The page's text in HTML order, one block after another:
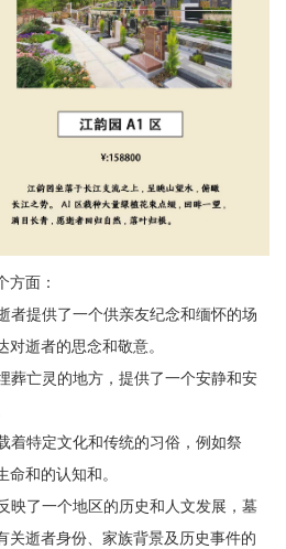
方面：
者提供了一个供亲友纪念和缅怀的场
逝者的思念和敬意。
葬亡灵的地方，提供了一个安静和安
特定文化和传统的习俗，例如祭
和的认知和。
映了一个地区的历史和人文发展，墓
关逝者身份、家族背景及历史事件的